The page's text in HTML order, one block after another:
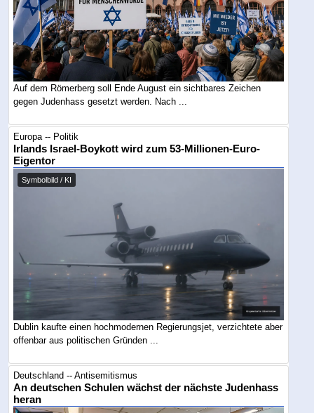
Auf dem Römerberg soll Ende August ein sichtbares Zeichen
gegen Judenhass gesetzt werden. Nach ...
Europa -- Politik
Irlands Israel-Boykott wird zum 53-Millionen-Euro-
Eigentor
Symbolbild / KI
Dublin kaufte einen hochmodernen Regierungsjet, verzichtete aber
offenbar aus politischen Gründen ...
Deutschland -- Antisemitismus
An deutschen Schulen wächst der nächste Judenhass
heran